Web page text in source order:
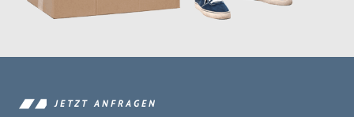
JETZT ANFRAGEN